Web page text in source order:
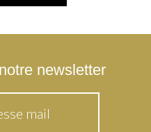
newsletter